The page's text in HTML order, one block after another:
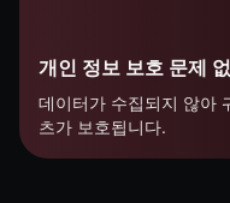
개인 정보 보호 문제
데이터가 수집되지 않아
츠가 보호됩니다.